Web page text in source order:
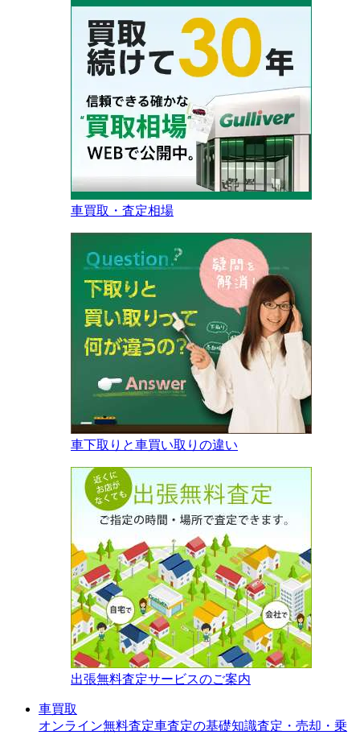
車買取・査定相場
車下取りと車買い取りの違い
出張無料査定サービスのご案内
車買取
オンライン無料査定車査定の基礎知識査定・売却・乗